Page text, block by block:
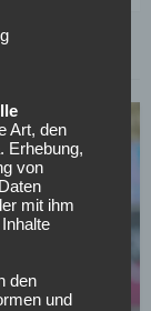
gibt
Art, den
Erhebung,
von
mit ihm
den
und